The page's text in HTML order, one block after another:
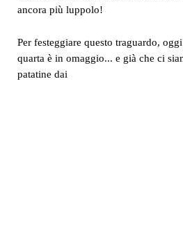
ancora più luppolo!
Per festeggiare questo traguardo,
quarta è in omaggio... e già che ci
patatine dai